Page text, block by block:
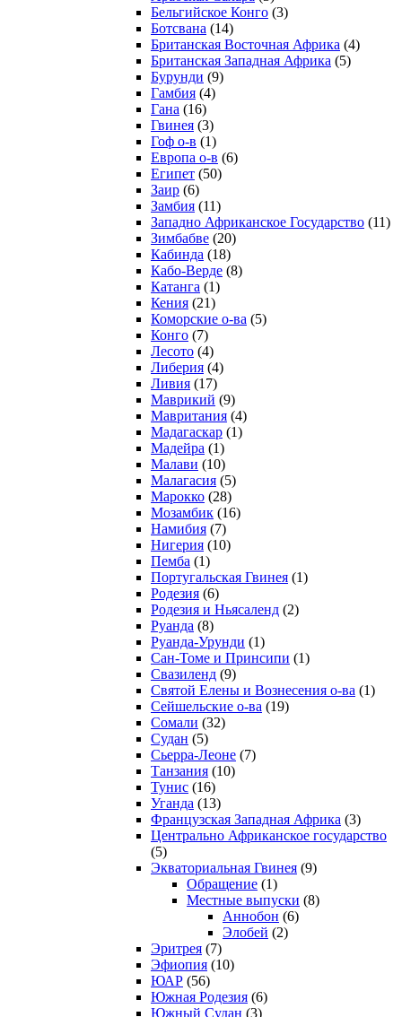
Бельгийское Конго (3)
Ботсвана (14)
Британская Восточная Африка (4)
Британская Западная Африка (5)
Бурунди (9)
Гамбия (4)
Гана (16)
Гвинея (3)
Гоф о-в (1)
Европа о-в (6)
Египет (50)
Заир (6)
Замбия (11)
Западно Африканское Государство (11)
Зимбабве (20)
Кабинда (18)
Кабо-Верде (8)
Катанга (1)
Кения (21)
Коморcкие о-ва (5)
Конго (7)
Лесото (4)
Либерия (4)
Ливия (17)
Маврикий (9)
Мавритания (4)
Мадагаскар (1)
Мадейра (1)
Малави (10)
Малагасия (5)
Марокко (28)
Мозамбик (16)
Намибия (7)
Нигерия (10)
Пемба (1)
Португальская Гвинея (1)
Родезия (6)
Родезия и Ньясаленд (2)
Руанда (8)
Руанда-Урунди (1)
Сан-Томе и Принсипи (1)
Свазиленд (9)
Святой Елены и Вознесения о-ва (1)
Сейшельские о-ва (19)
Сомали (32)
Судан (5)
Сьерра-Леоне (7)
Танзания (10)
Тунис (16)
Уганда (13)
Французская Западная Африка (3)
Центрально Африканское государство
(5)
Экваториальная Гвинея (9)
Обращение (1)
Местные выпуски (8)
Аннобон (6)
Элобей (2)
Эритрея (7)
Эфиопия (10)
ЮАР (56)
Южная Родезия (6)
Южный Судан (3)